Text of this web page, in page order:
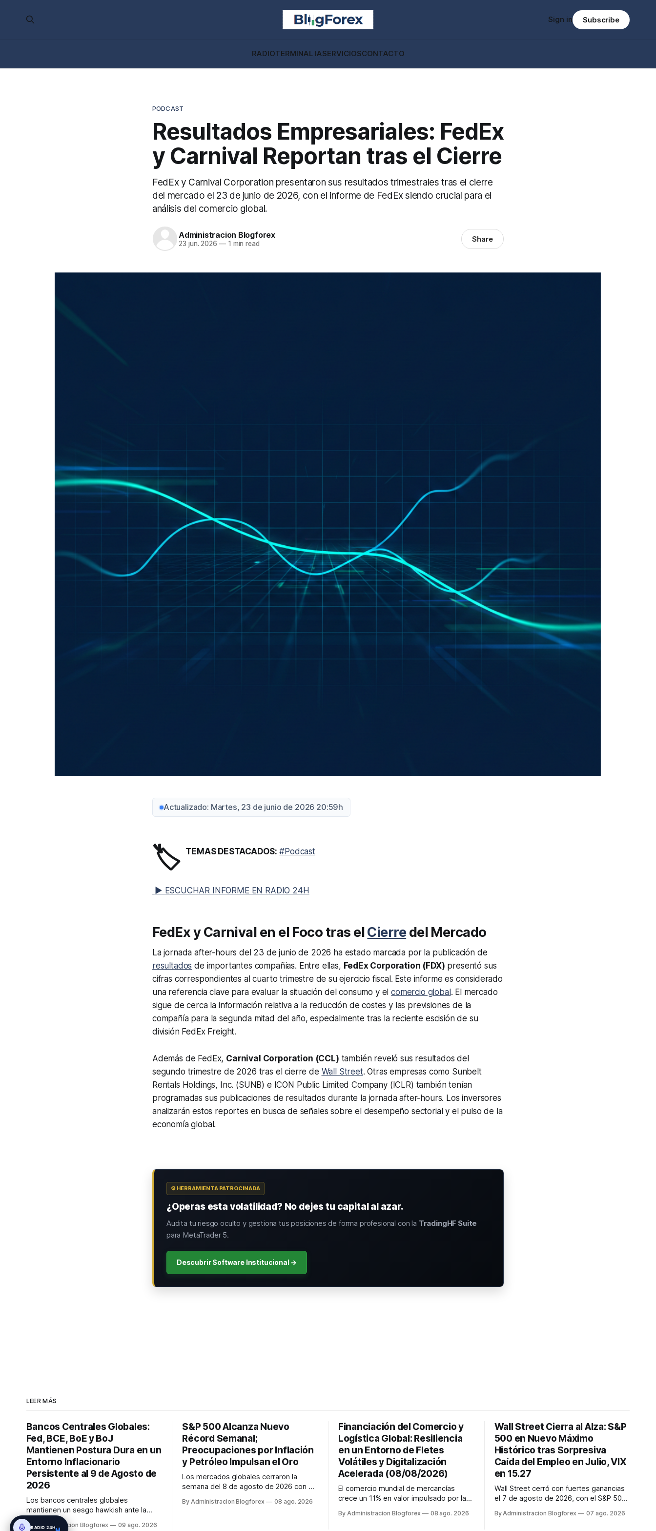
RADIOTERMINAL IASERVICIOSCONTACTO
Sign in Subscribe
PODCAST
Resultados Empresariales: FedEx
y Carnival Reportan tras el Cierre
FedEx y Carnival Corporation presentaron sus resultados trimestrales tras el cierre
del mercado el 23 de junio de 2026, con el informe de FedEx siendo crucial para el
análisis del comercio global.
Administracion Blogforex
23 jun. 2026 —1 min read Share
Actualizado: Martes, 23 de junio de 2026 20:59h
🏷️ TEMAS DESTACADOS: #Podcast
▶ ESCUCHAR INFORME EN RADIO 24H
FedEx y Carnival en el Foco tras elCierredel Mercado
La jornadaafter-hours del 23 de junio de 2026 ha estado marcada por la publicación de
resultados de importantes compañías. Entre ellas, FedEx Corporation (FDX) presentó sus
cifras correspondientes al cuarto trimestre de su ejercicio fiscal. Este informe es considerado
una referencia clave para evaluar la situación del consumo y elcomercio global . El mercado
sigue de cerca la información relativa a la reducción de costes y las previsiones de la
compañía para la segunda mitad del año, especialmente tras la reciente escisión de su
división FedEx Freight.
Además de FedEx, Carnival Corporation (CCL) también reveló sus resultados del
segundo trimestre de 2026 tras el cierre de Wall Street. Otras empresas como Sunbelt
Rentals Holdings, Inc. (SUNB) e ICON Public Limited Company (ICLR) también tenían
programadas sus publicaciones de resultados durante la jornadaafter-hours. Los inversores
analizarán estos reportes en busca de señales sobre el desempeño sectorial y el pulso de la
economía global.
⚙️ HERRAMIENTA PATROCINADA
¿Operas esta volatilidad? No dejes tu capital al azar.
Audita tu riesgo oculto y gestiona tus posiciones de forma profesional con la TradingHF Suite
para MetaTrader 5.
Descubrir Software Institucional →
LEER MÁS
Bancos Centrales Globales:
Fed, BCE, BoE y BoJ
Mantienen Postura Dura en un
Entorno Inflacionario
Persistente al 9 de Agosto de
2026
Los bancos centrales globales
mantienen un sesgo hawkish ante la
inflación persistente. La Fed se
By Administracion Blogforex 09 ago. 2026
S&P 500 Alcanza Nuevo
Récord Semanal;
Preocupaciones por Inflación
y Petróleo Impulsan el Oro
Los mercados globales cerraron la
semana del 8 de agosto de 2026 con el
históricos impulsado por el sector
By Administracion Blogforex 08 ago. 2026
Financiación del Comercio y
Logística Global: Resiliencia
en un Entorno de Fletes
Volátiles y Digitalización
Acelerada (08/08/2026)
El comercio mundial de mercancías
crece un 11% en valor impulsado por la
aéreos mantienen su volatilidad y
By Administracion Blogforex 08 ago. 2026
Wall Street Cierra al Alza: S&P
500 en Nuevo Máximo
Histórico tras Sorpresiva
Caída del Empleo en Julio, VIX
en 15.27
Wall Street cerró con fuertes ganancias
el 7 de agosto de 2026, con el S&P 500
7,757.64 puntos (+0.6%). El Dow Jones
By Administracion Blogforex 07 ago. 2026
RADIO 24H